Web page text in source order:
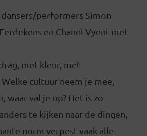
performers Simon
en Chanel Vyent met
met kleur, met
cultuur neem je mee,
waar val je op? Het is zo
te kijken naar de dingen,
norm verpest vaak alle